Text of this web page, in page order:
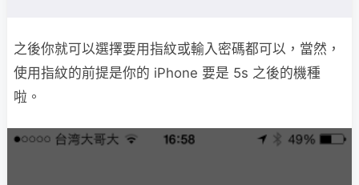
之後你就可以選擇要用指紋或輸入密碼都可以，當然，
使用指紋的前提是你的 iPhone 要是 5s 之後的機種
啦。